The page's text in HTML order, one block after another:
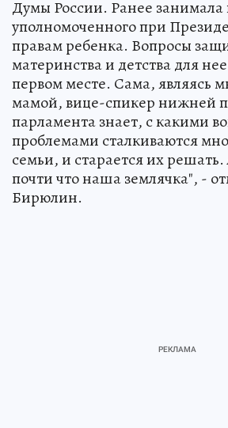
Думы России. Ранее занимала
уполномоченного при
правам ребенка. Вопросы
материнства и детства для
первом месте. Сама, являясь
мамой, вице-спикер нижней
парламента знает, с какими
проблемами сталкиваются
семьи, и старается их
почти что наша землячка", -
Бирюлин.